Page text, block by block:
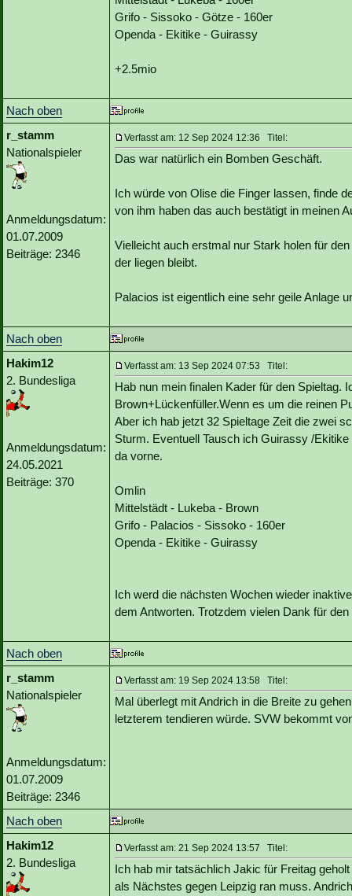
Grifo - Sissoko - Götze - 160er
Openda - Ekitike - Guirassy
+2.5mio
Nach oben
r_stamm
Nationalspieler
Anmeldungsdatum:
01.07.2009
Beiträge: 2346
Verfasst am: 12 Sep 2024 12:36 Titel:
Das war natürlich ein Bomben Geschäft.
Ich würde von Olise die Finger lassen, finde
von ihm haben das auch bestätigt in meinen
Vielleicht auch erstmal nur Stark holen für
der liegen bleibt.
Palacios ist eigentlich eine sehr geile Anlage
Nach oben
Hakim12
2. Bundesliga
Anmeldungsdatum:
24.05.2021
Beiträge: 370
Verfasst am: 13 Sep 2024 07:53 Titel:
Hab nun mein finalen Kader für den Spieltag.
Brown+Lückenfüller.Wenn es um die reinen
Aber ich hab jetzt 32 Spieltage Zeit die zwei
Sturm. Eventuell Tausch ich Guirassy /
da vorne.
Omlin
Mittelstädt - Lukeba - Brown
Grifo - Palacios - Sissoko - 160er
Openda - Ekitike - Guirassy
Ich werd die nächsten Wochen wieder
dem Antworten. Trotzdem vielen Dank für den
Nach oben
r_stamm
Nationalspieler
Anmeldungsdatum:
01.07.2009
Beiträge: 2346
Verfasst am: 19 Sep 2024 13:58 Titel:
Mal überlegt mit Andrich in die Breite zu
letzterem tendieren würde. SVW bekommt
Nach oben
Hakim12
2. Bundesliga
Verfasst am: 21 Sep 2024 13:57 Titel:
Ich hab mir tatsächlich Jakic für Freitag
als Nächstes gegen Leipzig ran muss.